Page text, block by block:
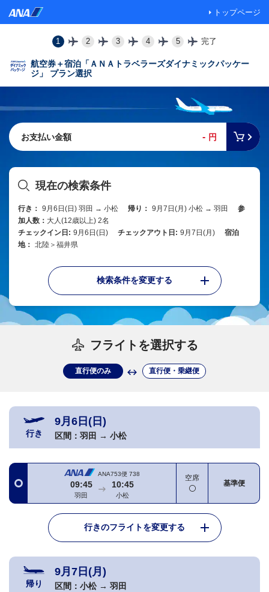
トップページ
1 2 3 4 5 完了
航空券＋宿泊「ＡＮＡトラベラーズダイナミックパッケー
ジ」 プラン選択
お支払い金額 - 円
現在の検索条件
行き： 9月6日(日) 羽田 → 小松 帰り： 9月7日(月) 小松 → 羽田
参
加人数： 大人(12歳以上) 2名
チェックイン日: 9月6日(日) チェックアウト日: 9月7日(月)
宿泊
地： 北陸＞福井県
検索条件を変更する
フライトを選択する
直行便のみ 直行便・乗継便
行き
9月6日(日)
区間： 羽田 → 小松
ANA753便 738
09:45
羽田
10:45
小松
空席
基準便
行きのフライトを変更する
帰り
9月7日(月)
区間： 小松→ 羽田